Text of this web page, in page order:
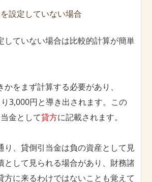
設定していない場合
していない場合は比較的計算が簡単
をまず計算する必要があり、
3,000円と導き出されます。この
金として貸方に記載されます。
り、貸倒引当金は負の資産として見
として見られる場合があり、財務諸
方に来るわけではないことも覚えて